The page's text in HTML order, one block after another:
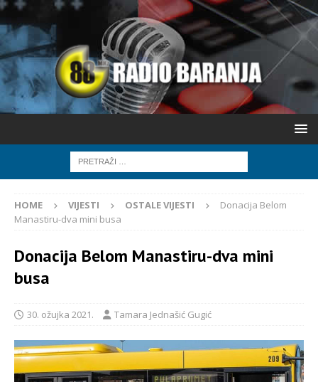
HOME VIJESTI OSTALE VIJESTI
Donacija Belom
Manastiru-dva mini busa
Donacija Belom Manastiru-dva mini
busa
30. ožujka 2021. Tamara Jednašić Gugić